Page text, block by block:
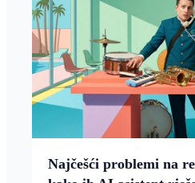
Najčešći problemi na